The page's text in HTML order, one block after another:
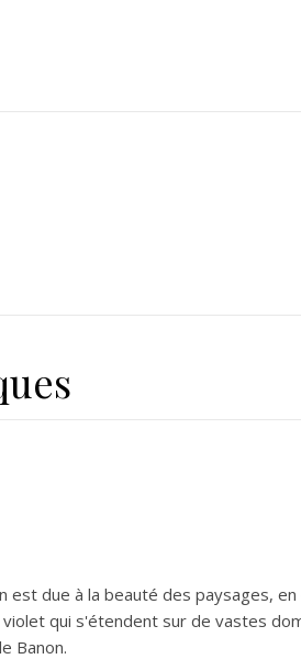
est due à la beauté des paysages,
qui s'étendent sur de vastes
Banon.